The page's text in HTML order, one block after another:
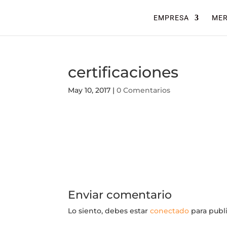
EMPRESA
certificaciones
May 10, 2017 |0 Comentarios
Enviar comentario
Lo siento, debes estarconectado para